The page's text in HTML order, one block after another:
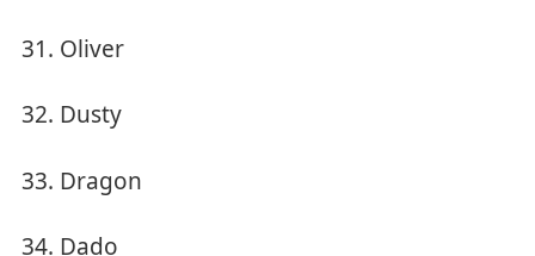
Oliver
Dusty
Dragon
Dado